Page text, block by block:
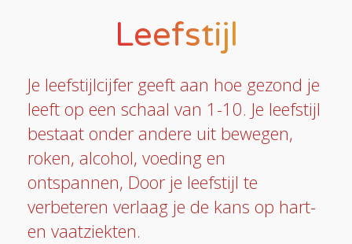
Leefstijl
Je leefstijlcijfer geeft aan hoe gezond je
leeft op een schaal van 1-10. Je leefstijl
bestaat onder andere uit bewegen,
roken, alcohol, voeding en
ontspannen, Door je leefstijl te
verbeteren verlaag je de kans op hart-
en vaatziekten.